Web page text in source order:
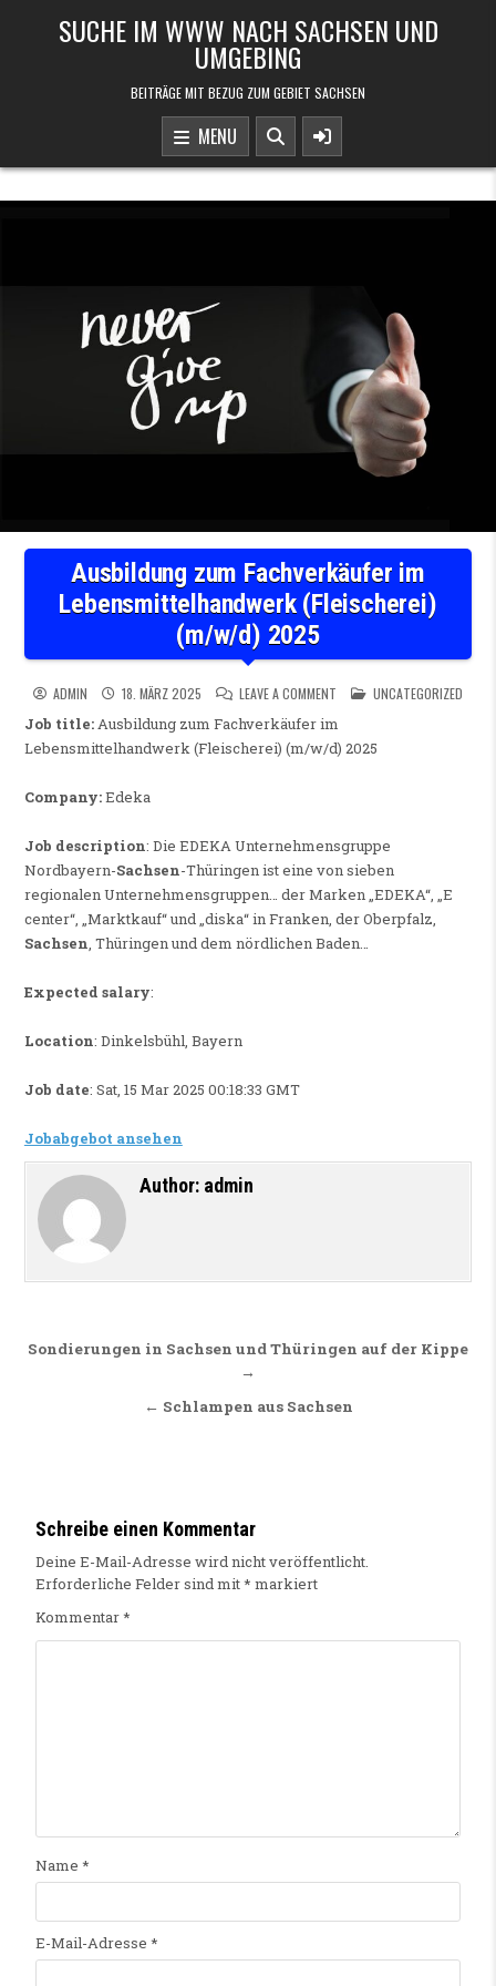
SUCHE IM WWW NACH SACHSEN UND
UMGEBING
BEITRÄGE MIT BEZUG ZUM GEBIET SACHSEN
MENU
Ausbildung zum Fachverkäufer im
Lebensmittelhandwerk (Fleischerei)
(m/w/d) 2025
ADMIN 18. MÄRZ 2025 LEAVE A COMMENT ON AUSBILDUNG ZUM
POSTED IN
UNCATEGORIZED
Job title:Ausbildung zum Fachverkäufer im
Lebensmittelhandwerk (Fleischerei) (m/w/d) 2025
Company:Edeka
Job description: Die EDEKA Unternehmensgruppe
Nordbayern-Sachsen-Thüringen ist eine von sieben
regionalen Unternehmensgruppen… der Marken „EDEKA“, „E
center“, „Marktkauf“ und „diska“ in Franken, der Oberpfalz,
Sachsen, Thüringen und dem nördlichen Baden…
Expected salary:
Location: Dinkelsbühl, Bayern
Job date: Sat, 15 Mar 2025 00:18:33 GMT
Jobabgebot ansehen
Author: admin
Beitragsnavigation
Sondierungen in Sachsen und Thüringen auf der Kippe
→
← Schlampen aus Sachsen
Schreibe einen Kommentar
Deine E-Mail-Adresse wird nicht veröffentlicht.
Erforderliche Felder sind mit* markiert
Kommentar*
Name *
E-Mail-Adresse *